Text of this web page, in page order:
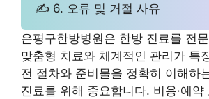
✍ 6. 오류 및 거절 사유
은평구한방병원은 한방 진료를 전
맞춤형 치료와 체계적인 관리가 특
전 절차와 준비물을 정확히 이해하
진료를 위해 중요합니다. 비용·예약